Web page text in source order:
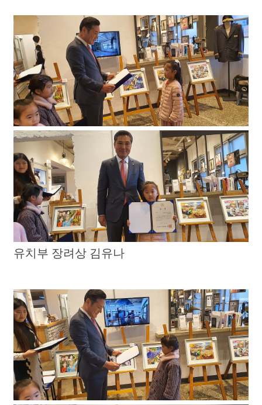
유치부 장려상 김유나